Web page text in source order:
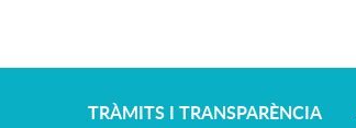
TRÀMITS I TRANSPARÈNCIA